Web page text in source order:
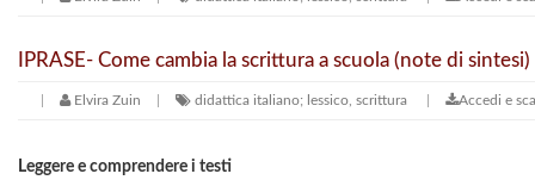
IPRASE- Come cambia la scrittura a scuola (note di sintesi)
Elvira Zuin didattica italiano; lessico, scrittura Accedi e
Leggere e comprendere i testi